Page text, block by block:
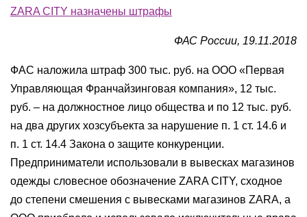
ZARA CITY назначены штрафы
ФАС России, 19.11.2018
ФАС наложила штраф 300 тыс. руб. на ООО «Первая
Управляющая Франчайзинговая компания», 12 тыс.
руб. – на должностное лицо общества и по 12 тыс. руб.
на два других хозсубъекта за нарушение п. 1 ст. 14.6 и
п. 1 ст. 14.4 Закона о защите конкуренции.
Предприниматели использовали в вывесках магазинов
одежды словесное обозначение ZARA CITY, сходное
до степени смешения с вывесками магазинов ZARA, а